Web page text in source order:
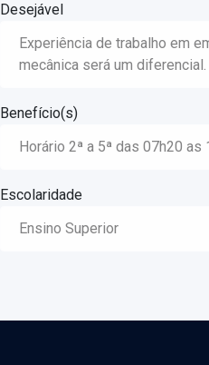
Desejável
Experiência de trabalho em
mecânica será um diferencial.
Benefício(s)
Horário 2ª a 5ª das 07h20
Escolaridade
Ensino Superior